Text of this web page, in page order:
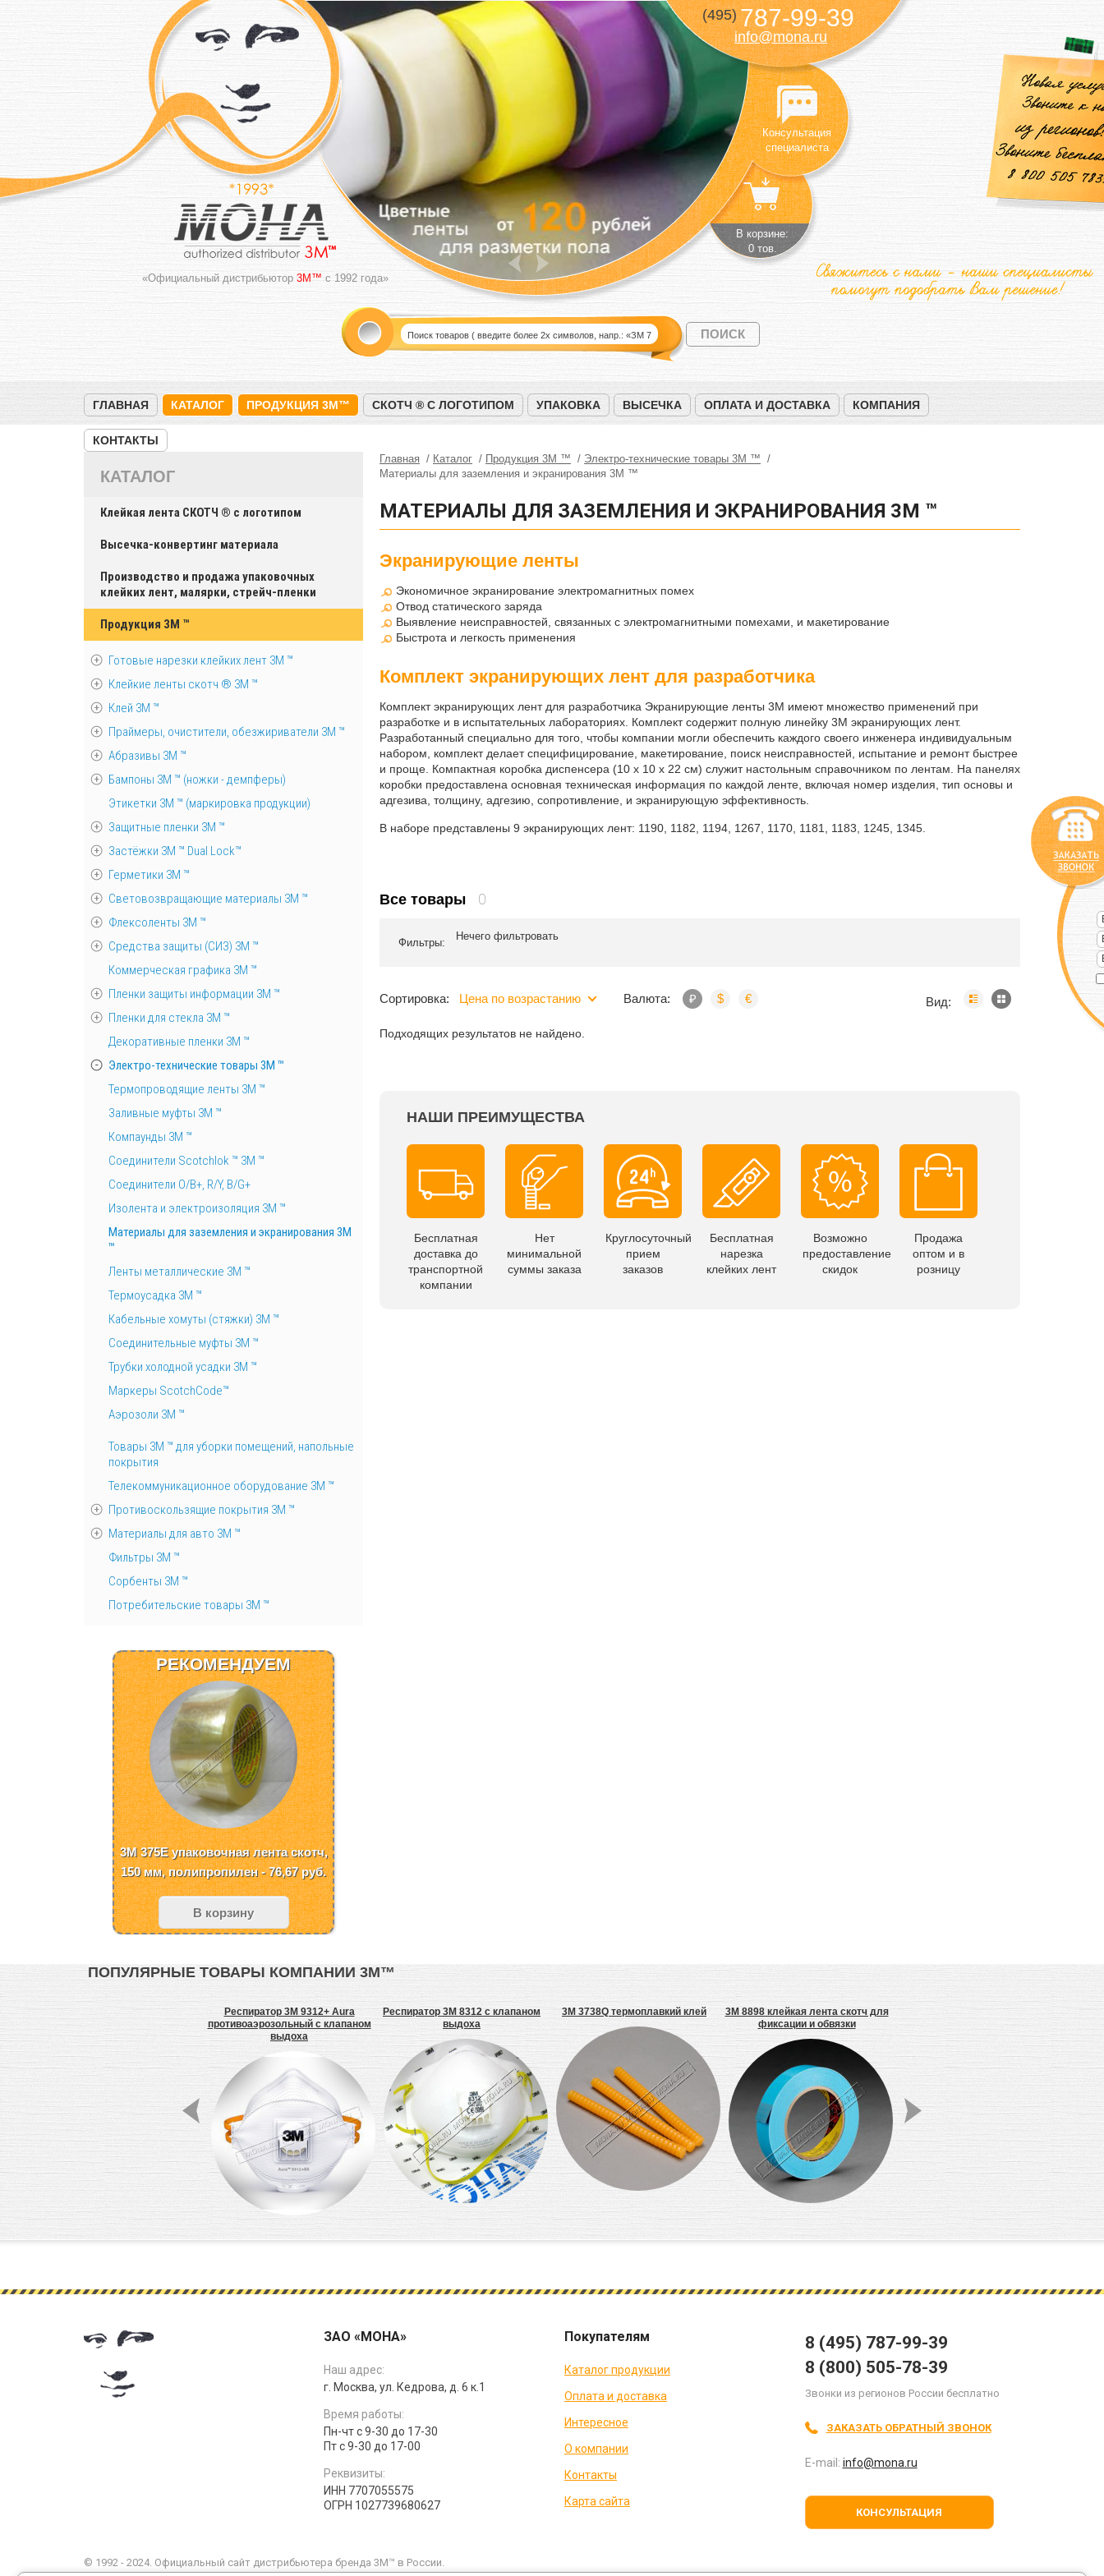
«Официальный дистрибьютор 3M™ с 1992 года»
(495)787-99-39
info@mona.ru
Консультация
специалиста
В корзине:
0 тов.
ГЛАВНАЯ КАТАЛОГ ПРОДУКЦИЯ 3M™ СКОТЧ ® С ЛОГОТИПОМ УПАКОВКА ВЫСЕЧКА ОПЛАТА И ДОСТАВКА КОМПАНИЯ
КОНТАКТЫ
Главная Каталог Продукция 3M ™
Электро-технические товары 3М ™
Материалы для заземления и экранирования 3M ™
МАТЕРИАЛЫ ДЛЯ ЗАЗЕМЛЕНИЯ И ЭКРАНИРОВАНИЯ 3M ™
Экранирующие ленты
Экономичное экранирование электромагнитных помех
Отвод статического заряда
Выявление неисправностей, связанных с электромагнитными помехами, и макетирование
Быстрота и легкость применения
Комплект экранирующих лент для разработчика
Комплект экранирующих лент для разработчика Экранирующие ленты 3M имеют множество применений при
разработке и в испытательных лабораториях. Комплект содержит полную линейку 3M экранирующих лент.
Разработанный специально для того, чтобы компании могли обеспечить каждого своего инженера индивидуальным
набором, комплект делает специфицирование, макетирование, поиск неисправностей, испытание и ремонт быстрее
и проще. Компактная коробка диспенсера (10 x 10 x 22 см) служит настольным справочником по лентам. На панелях
коробки предоставлена основная техническая информация по каждой ленте, включая номер изделия, тип основы и
адгезива, толщину, адгезию, сопротивление, и экранирующую эффективность.
В наборе представлены 9 экранирующих лент: 1190, 1182, 1194, 1267, 1170, 1181, 1183, 1245, 1345.
Все товары 0
Фильтры:
Нечего фильтровать
Сортировка: Цена по возрастанию Валюта: ₽ $ € Вид:
Подходящих результатов не найдено.
НАШИ ПРЕИМУЩЕСТВА
Бесплатная
доставка до
транспортной
компании
Нет
минимальной
суммы заказа
Круглосуточный
прием
заказов
Бесплатная
нарезка
клейких лент
Возможно
предоставление
скидок
Продажа
оптом и в
розницу
КАТАЛОГ
Клейкая лента СКОТЧ ® с логотипом
Высечка-конвертинг материала
Производство и продажа упаковочных
клейких лент, малярки, стрейч-пленки
Продукция 3M ™
Готовые нарезки клейких лент 3M ™
Клейкие ленты скотч ® 3M ™
Клей 3М ™
Праймеры, очистители, обезжириватели 3М ™
Абразивы 3М ™
Бампоны 3М ™ (ножки - демпферы)
Этикетки 3М ™ (маркировка продукции)
Защитные пленки 3М ™
Застёжки 3М ™ Dual Lock™
Герметики 3М ™
Световозвращающие материалы 3М ™
Флексоленты 3М ™
Средства защиты (СИЗ) 3M ™
Коммерческая графика 3М ™
Пленки защиты информации 3М ™
Пленки для стекла 3М ™
Декоративные пленки 3М ™
Электро-технические товары 3М ™
Термопроводящие ленты 3М ™
Заливные муфты 3М ™
Компаунды 3М ™
Соединители Scotchlok ™ 3M ™
Соединители O/B+, R/Y, B/G+
Изолента и электроизоляция 3М ™
Материалы для заземления и экранирования 3M
™
Ленты металлические 3M ™
Термоусадка 3М ™
Кабельные хомуты (стяжки) 3М ™
Соединительные муфты 3М ™
Трубки холодной усадки 3М ™
Маркеры ScotchCode™
Аэрозоли 3М ™
Товары 3М ™ для уборки помещений, напольные
покрытия
Телекоммуникационное оборудование 3М ™
Противоскользящие покрытия 3М ™
Материалы для авто 3М ™
Фильтры 3М ™
Сорбенты 3М ™
Потребительские товары 3М ™
РЕКОМЕНДУЕМ
3M 375E упаковочная лента скотч,
150 мм, полипропилен - 76,67руб.
В корзину
ПОПУЛЯРНЫЕ ТОВАРЫ КОМПАНИИ 3М™
Респиратор 3M 9312+ Aura
противоаэрозольный с клапаном
выдоха
Респиратор 3M 8312 с клапаном
выдоха
3M 3738Q термоплавкий клей
3M 8898 клейкая лента скотч для
фиксации и обвязки
ЗАО «МОНА»
Наш адрес:
г. Москва, ул. Кедрова, д. 6 к.1
Время работы:
Пн-чт с 9-30 до 17-30
Пт с 9-30 до 17-00
Реквизиты:
ИНН 7707055575
ОГРН 1027739680627
Покупателям
Каталог продукции
Оплата и доставка
Интересное
О компании
Контакты
Карта сайта
© 1992 - 2024. Официальный сайт дистрибьютера бренда 3M™ в России.
8 (495) 787-99-39
8 (800) 505-78-39
Звонки из регионов России бесплатно
ЗАКАЗАТЬ ОБРАТНЫЙ ЗВОНОК
E-mail: info@mona.ru
КОНСУЛЬТАЦИЯ